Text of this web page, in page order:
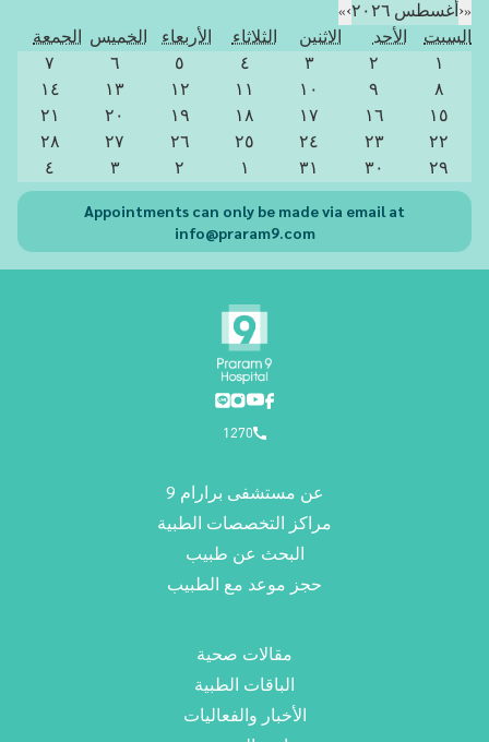
«
‹أغسطس ٢٠٢٦ ›
»
السبت
الأحد الاثنين الثلاثاء الأربعاء الخميس الجمعة
١
٢ ٣ ٤ ٥ ٦
٧
٨
٩ ١٠ ١١ ١٢ ١٣
١٤
١٥
١٦ ١٧ ١٨ ١٩ ٢٠
٢١
٢٢
٢٣ ٢٤ ٢٥ ٢٦ ٢٧
٢٨
٢٩
٣٠ ٣١ ١ ٢ ٣ ٤
Appointments can only be made via email at
info@praram9.com
1270
عن مستشفى برارام 9
مراكز التخصصات الطبية
البحث عن طبيب
حجز موعد مع الطبيب
مقالات صحية
الباقات الطبية
الأخبار والفعاليات